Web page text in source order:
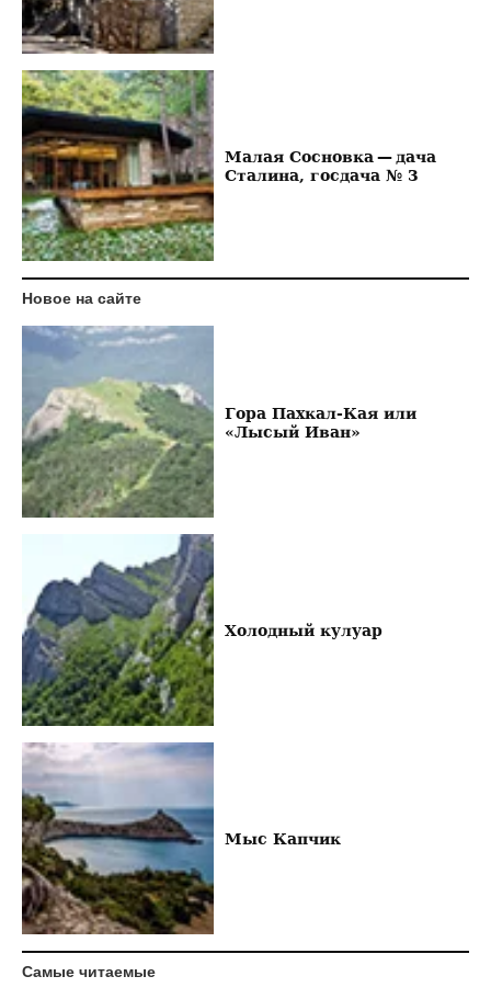
Малая Сосновка — дача
Сталина, госдача № 3
Новое на сайте
Гора Пахкал-Кая или
«Лысый Иван»
Холодный кулуар
Мыс Капчик
Самые читаемые